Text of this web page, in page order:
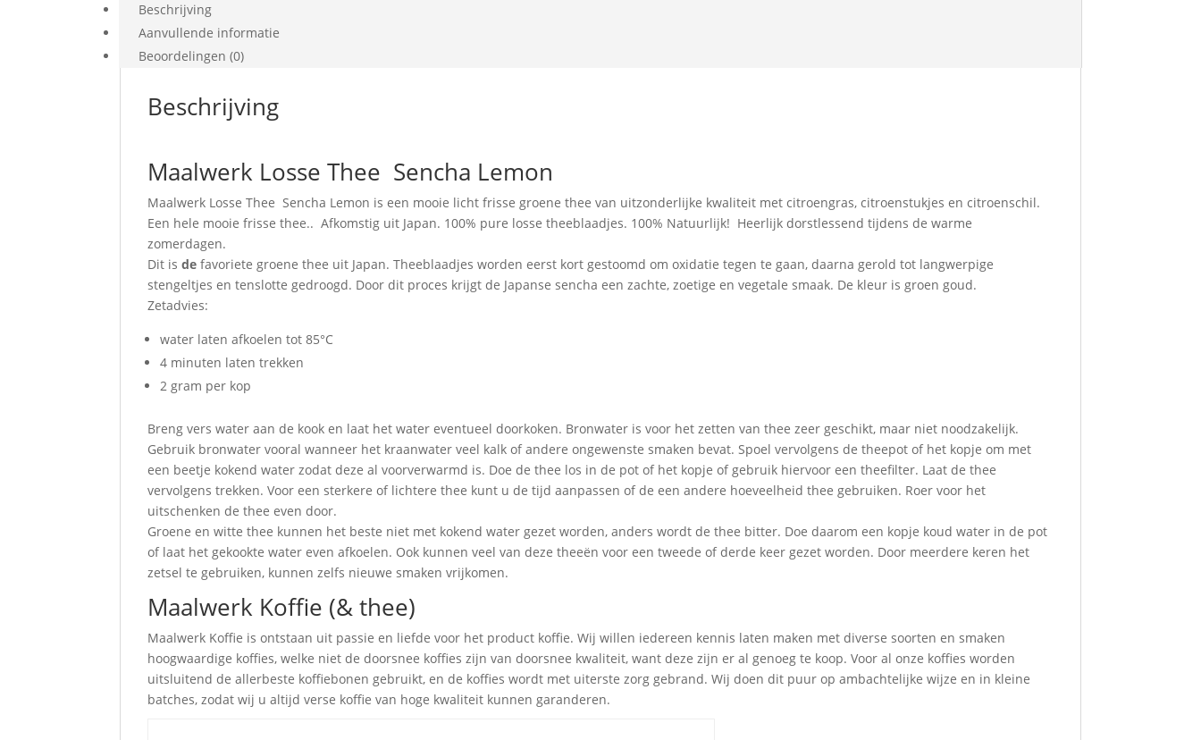
Beschrijving
Aanvullende informatie
Beoordelingen (0)
Beschrijving
Maalwerk Losse Thee Sencha Lemon
Maalwerk Losse Thee Sencha Lemon is een mooie licht frisse groene thee van uitzonderlijke kwaliteit met citroengras, citroenstukjes en citroenschil.
Een hele mooie frisse thee.. Afkomstig uit Japan. 100% pure losse theeblaadjes. 100% Natuurlijk! Heerlijk dorstlessend tijdens de warme
zomerdagen.
Dit isde favoriete groene thee uit Japan. Theeblaadjes worden eerst kort gestoomd om oxidatie tegen te gaan, daarna gerold tot langwerpige
stengeltjes en tenslotte gedroogd. Door dit proces krijgt de Japanse sencha een zachte, zoetige en vegetale smaak. De kleur is groen goud.
Zetadvies:
water laten afkoelen tot 85°C
4 minuten laten trekken
2 gram per kop
Breng vers water aan de kook en laat het water eventueel doorkoken. Bronwater is voor het zetten van thee zeer geschikt, maar niet noodzakelijk.
Gebruik bronwater vooral wanneer het kraanwater veel kalk of andere ongewenste smaken bevat. Spoel vervolgens de theepot of het kopje om met
een beetje kokend water zodat deze al voorverwarmd is. Doe de thee los in de pot of het kopje of gebruik hiervoor een theefilter. Laat de thee
vervolgens trekken. Voor een sterkere of lichtere thee kunt u de tijd aanpassen of de een andere hoeveelheid thee gebruiken. Roer voor het
uitschenken de thee even door.
Groene en witte thee kunnen het beste niet met kokend water gezet worden, anders wordt de thee bitter. Doe daarom een kopje koud water in de pot
of laat het gekookte water even afkoelen. Ook kunnen veel van deze theeën voor een tweede of derde keer gezet worden. Door meerdere keren het
zetsel te gebruiken, kunnen zelfs nieuwe smaken vrijkomen.
Maalwerk Koffie (& thee)
Maalwerk Koffie is ontstaan uit passie en liefde voor het product koffie. Wij willen iedereen kennis laten maken met diverse soorten en smaken
hoogwaardige koffies, welke niet de doorsnee koffies zijn van doorsnee kwaliteit, want deze zijn er al genoeg te koop. Voor al onze koffies worden
uitsluitend de allerbeste koffiebonen gebruikt, en de koffies wordt met uiterste zorg gebrand. Wij doen dit puur op ambachtelijke wijze en in kleine
batches, zodat wij u altijd verse koffie van hoge kwaliteit kunnen garanderen.